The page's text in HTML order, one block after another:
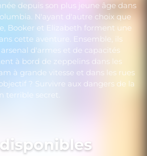
depuis son plus jeune âge dans
N'ayant d'autre choix que
Booker et Elizabeth forment une
cette aventure. Ensemble, ils
d'armes et de capacités
à bord de zeppelins dans les
à grande vitesse et dans les rues
? Survivre aux dangers de la
terrible secret.